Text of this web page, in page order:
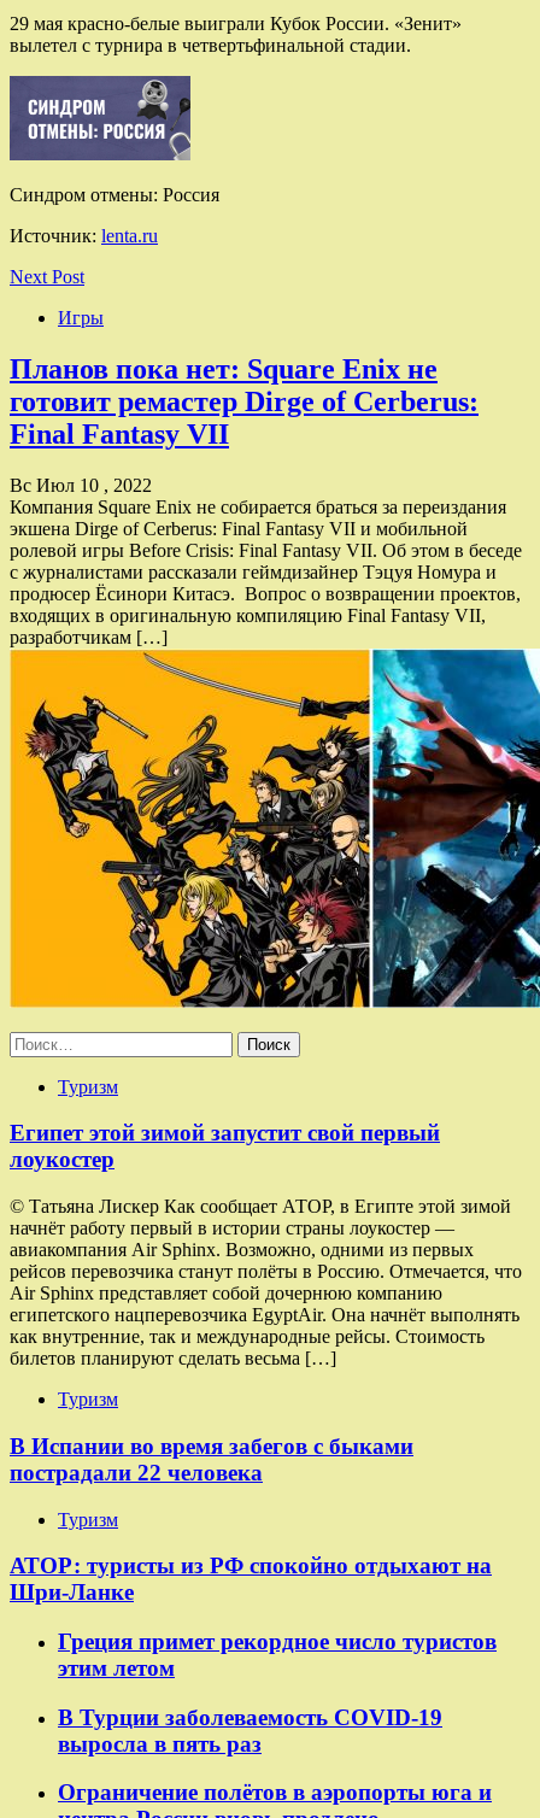
29 мая красно-белые выиграли Кубок России. «Зенит»
вылетел с турнира в четвертьфинальной стадии.
Синдром отмены: Россия
Источник: lenta.ru
Next Post
Игры
Планов пока нет: Square Enix не
готовит ремастер Dirge of Cerberus:
Final Fantasy VII
Вс Июл 10 , 2022
Компания Square Enix не собирается браться за переиздания
экшена Dirge of Cerberus: Final Fantasy VII и мобильной
ролевой игры Before Crisis: Final Fantasy VII. Об этом в беседе
с журналистами рассказали геймдизайнер Тэцуя Номура и
продюсер Ёсинори Китасэ. Вопрос о возвращении проектов,
входящих в оригинальную компиляцию Final Fantasy VII,
разработчикам […]
Найти:
Туризм
Египет этой зимой запустит свой первый
лоукостер
© Татьяна Лискер Как сообщает АТОР, в Египте этой зимой
начнёт работу первый в истории страны лоукостер —
авиакомпания Air Sphinx. Возможно, одними из первых
рейсов перевозчика станут полёты в Россию. Отмечается, что
Air Sphinx представляет собой дочернюю компанию
египетского нацперевозчика EgyptAir. Она начнёт выполнять
как внутренние, так и международные рейсы. Стоимость
билетов планируют сделать весьма […]
Туризм
В Испании во время забегов с быками
пострадали 22 человека
Туризм
АТОР: туристы из РФ спокойно отдыхают на
Шри-Ланке
Греция примет рекордное число туристов
этим летом
В Турции заболеваемость COVID-19
выросла в пять раз
Ограничение полётов в аэропорты юга и